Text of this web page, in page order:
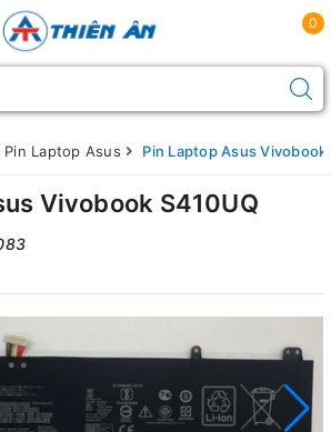
0
Pin Laptop Asus Pin Laptop Asus Vivobook
Vivobook S410UQ